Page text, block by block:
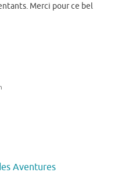
Merci pour ce bel
Aventures